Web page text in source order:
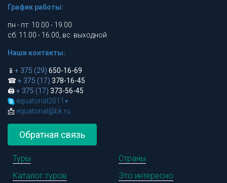
График работы:
пн - пт: 10.00 - 19.00
сб: 11.00 - 16.00, вс: выходной
Наши контакты:
📱 + 375 (29) 650-16-69
☎+ 375 (17) 378-16-45
🖨+ 375 (17) 373-56-45
equatorial2011 ▾
📩 equatorial@bk.ru
Обратная связь
Туры
Страны
Каталог туров
Это интересно